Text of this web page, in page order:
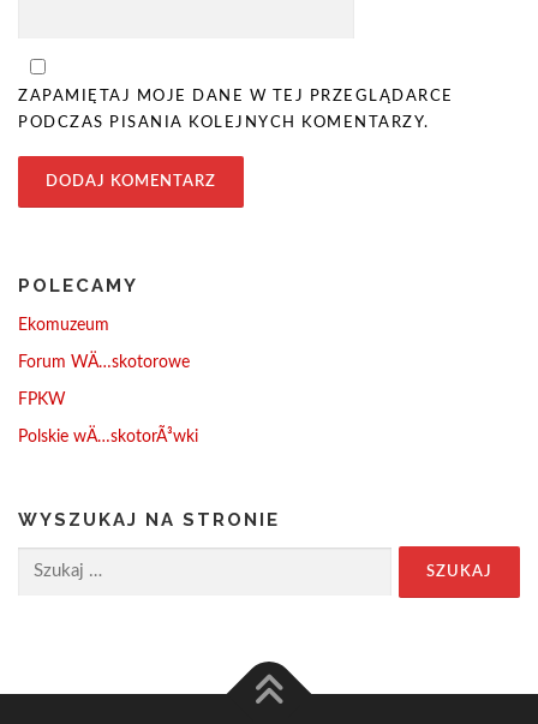
ZAPAMIĘTAJ MOJE DANE W TEJ PRZEGLĄDARCE
PODCZAS PISANIA KOLEJNYCH KOMENTARZY.
POLECAMY
Ekomuzeum
Forum WÄ…skotorowe
FPKW
Polskie wÄ…skotorÃ³wki
WYSZUKAJ NA STRONIE
Szukaj: